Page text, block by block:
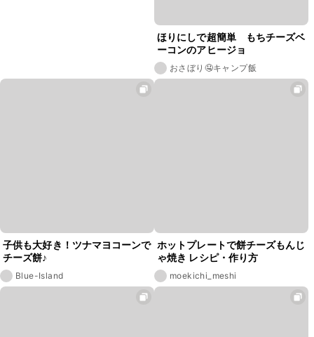
ほりにしで超簡単 もちチーズベ
ーコンのアヒージョ
おさぼり🤤キャンプ飯
子供も大好き！ツナマヨコーンで
チーズ餅♪
Blue-Island
ホットプレートで餅チーズもんじ
ゃ焼き レシピ・作り方
moekichi_meshi